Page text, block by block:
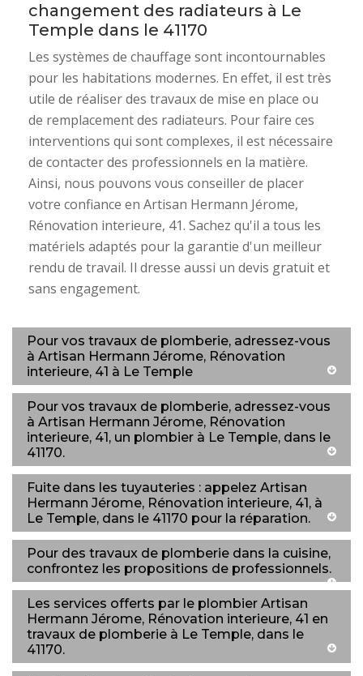
changement des radiateurs à Le
Temple dans le 41170
Les systèmes de chauffage sont incontournables
pour les habitations modernes. En effet, il est très
utile de réaliser des travaux de mise en place ou
de remplacement des radiateurs. Pour faire ces
interventions qui sont complexes, il est nécessaire
de contacter des professionnels en la matière.
Ainsi, nous pouvons vous conseiller de placer
votre confiance en Artisan Hermann Jérome,
Rénovation interieure, 41. Sachez qu'il a tous les
matériels adaptés pour la garantie d'un meilleur
rendu de travail. Il dresse aussi un devis gratuit et
sans engagement.
Pour vos travaux de plomberie, adressez-vous
à Artisan Hermann Jérome, Rénovation
interieure, 41 à Le Temple
Pour vos travaux de plomberie, adressez-vous
à Artisan Hermann Jérome, Rénovation
interieure, 41, un plombier à Le Temple, dans le
41170.
Fuite dans les tuyauteries : appelez Artisan
Hermann Jérome, Rénovation interieure, 41, à
Le Temple, dans le 41170 pour la réparation.
Pour des travaux de plomberie dans la cuisine,
confrontez les propositions de professionnels.
Les services offerts par le plombier Artisan
Hermann Jérome, Rénovation interieure, 41 en
travaux de plomberie à Le Temple, dans le
41170.